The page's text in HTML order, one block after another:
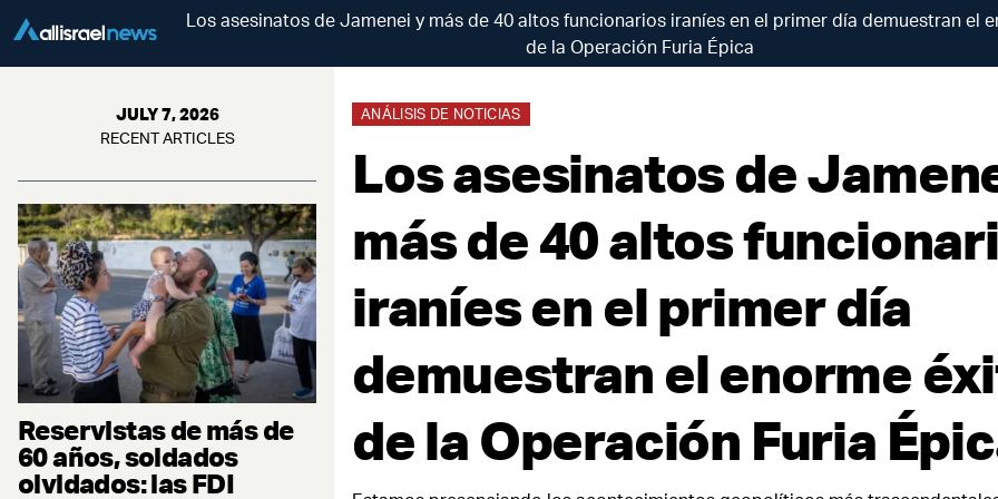
Los asesinatos de Jamenei y más de 40 altos funcionarios iraníes en el primer día demuestran el
de la Operación Furia Épica
JULY 7, 2026
RECENT ARTICLES
Reservistas de más de
60 años, soldados
olvidados: las FDI
ANÁLISIS DE NOTICIAS
Los asesinatos de
más de 40 altos
iraníes en el primer día
demuestran el enorme
de la Operación Furia